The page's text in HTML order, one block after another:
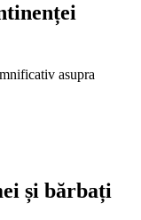
asupra
și bărbați